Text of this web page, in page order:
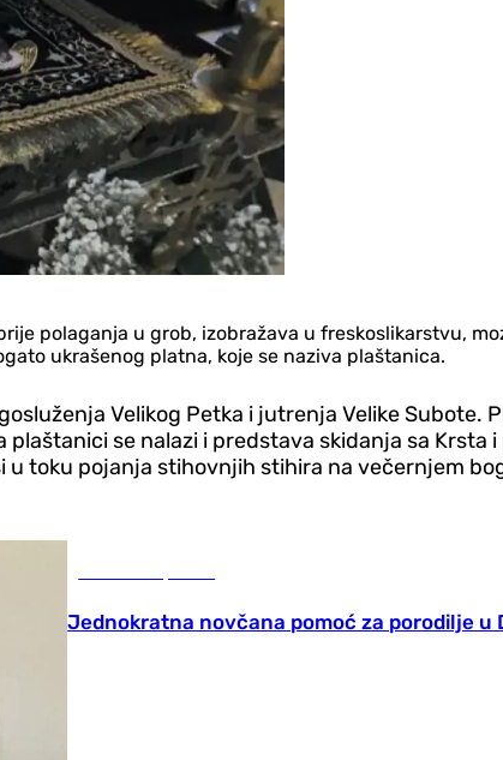
polaganja u grob, izobražava u freskoslikarstvu,
ukrašenog platna, koje se naziva plaštanica.
Velikog Petka i jutrenja Velike Subote.
se nalazi i predstava skidanja sa Krsta
toku pojanja stihovnjih stihira na večernjem
Jednokratna novčana pomoć za porodilje u